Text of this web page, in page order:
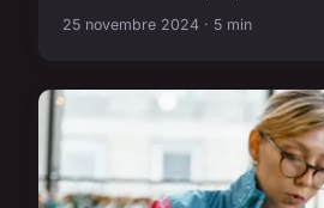
25 novembre 2024 · 5 min